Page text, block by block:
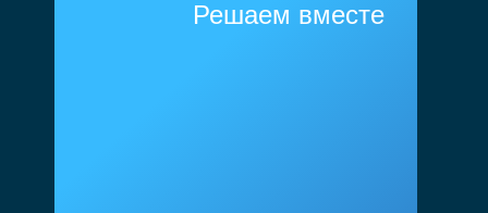
Решаем вместе